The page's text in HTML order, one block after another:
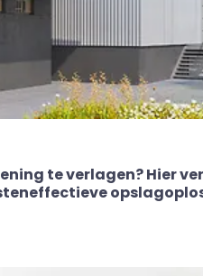
te verlagen? Hier